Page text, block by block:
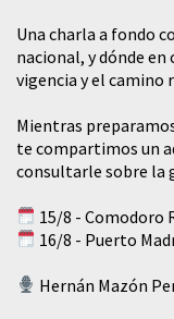
​Una charla a fondo
nacional, y dónde
vigencia y el camino
Mientras
te compartimos un
consultarle sobre la
15/8 - Comodoro
16/8 - Puerto
Hernán Mazón